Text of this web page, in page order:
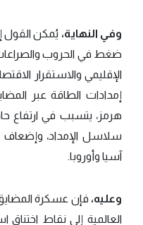
وفي النهاية، يُمكن القول
ضغط في الحروب
الإقليمي والاستقرار
إمدادات الطاقة عبر
هرمز، يتسبب في ارتفاع
سلاسل الإمداد، وإضعاف
آسيا وأوروبا.
وعليه، فإن عسكرة المضايق
العالمية إلى نقاط